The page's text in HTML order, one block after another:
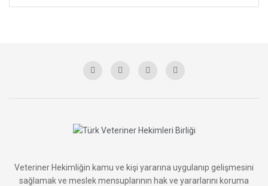
Veteriner Hekimliğin kamu ve kişi yararına uygulanıp gelişmesini
sağlamak ve meslek mensuplarının hak ve yararlarını koruma